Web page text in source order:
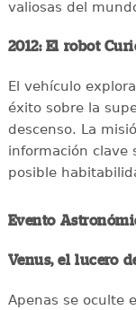
valiosas del
2012: El robot
El vehículo
éxito sobre la
descenso. La
información clave
posible
Evento
Venus, el lucero
Apenas se oculte